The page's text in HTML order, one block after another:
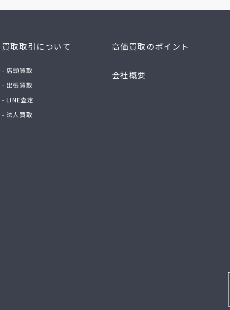
買取取引について
- 店頭買取
- 出張買取
- LINE査定
- 法人買取
高価買取のポイント
会社概要